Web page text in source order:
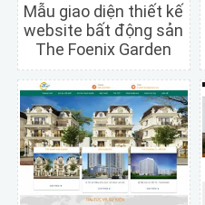
Chi tiết Xem trước
Mẫu giao diện thiết kế
website bất động sản
The Foenix Garden